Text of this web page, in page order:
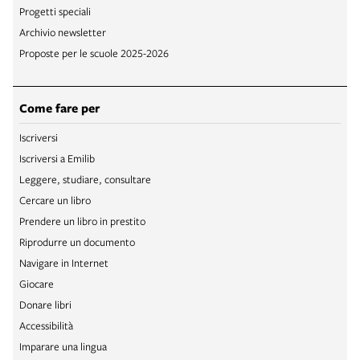
Progetti speciali
Archivio newsletter
Proposte per le scuole 2025-2026
Come fare per
Iscriversi
Iscriversi a Emilib
Leggere, studiare, consultare
Cercare un libro
Prendere un libro in prestito
Riprodurre un documento
Navigare in Internet
Giocare
Donare libri
Accessibilità
Imparare una lingua